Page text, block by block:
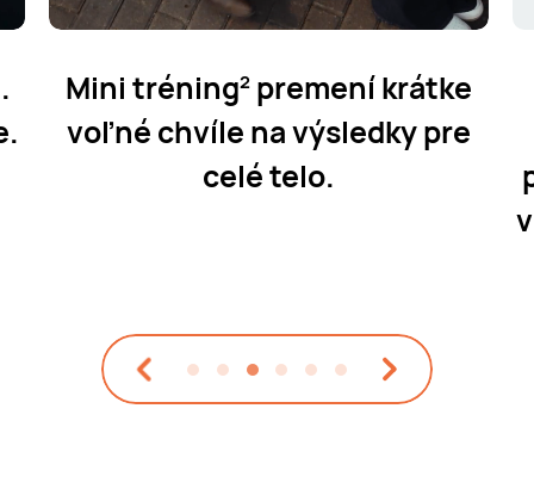
Mini tréning2 premení krátke
voľné chvíle na výsledky pre
celé telo.